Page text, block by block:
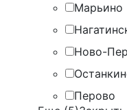
Марьино
Ново-
Перово